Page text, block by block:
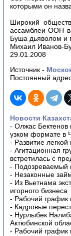
которыми он
Широкий
ассамблеи ООН в
Буша дьяволом и
Михаил Иванов-
29.01.2008
Источник -
Постоянный
Новости
- Олжас Бектенов
узком формате в
- Развитие
- Агитационная
встретилась с
- Подозреваемый
- Незаконные
- Из Вьетнама
игорного бизнеса
- Рабочий график
- Кадровые
- Нурлыбек
Актюбинской
- Рабочий график